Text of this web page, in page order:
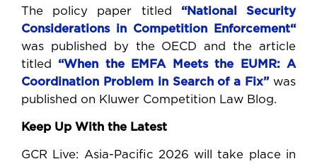
The policy paper titled “National
Security
Considerations
in Competition
Enforcement“
was published by the OECD and the article
titled “When the EMFA Meets the EUMR: A
Coordination Problem in Search of a
Fix” was
published on Kluwer Competition Law Blog.
Keep Up With the Latest
GCR Live: Asia-Pacific 2026 will take place in